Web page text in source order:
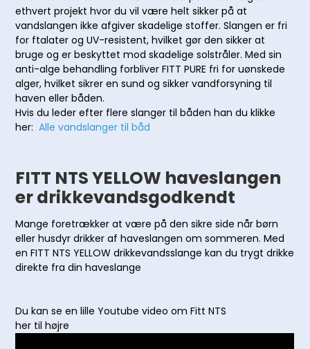
ethvert projekt hvor du vil være helt sikker på at
vandslangen ikke afgiver skadelige stoffer. Slangen er fri
for ftalater og UV-resistent, hvilket gør den sikker at
bruge og er beskyttet mod skadelige solstråler. Med sin
anti-alge behandling forbliver FITT PURE fri for uønskede
alger, hvilket sikrer en sund og sikker vandforsyning til
haven eller båden.
Hvis du leder efter flere slanger til båden han du klikke
her:Alle vandslanger til båd
FITT NTS YELLOW haveslangen
er drikkevandsgodkendt
Mange foretrækker at være på den sikre side når børn
eller husdyr drikker af haveslangen om sommeren. Med
en FITT NTS YELLOW drikkevandsslange kan du trygt drikke
direkte fra din haveslange
Du kan se en lille Youtube video om Fitt NTS
her til højre